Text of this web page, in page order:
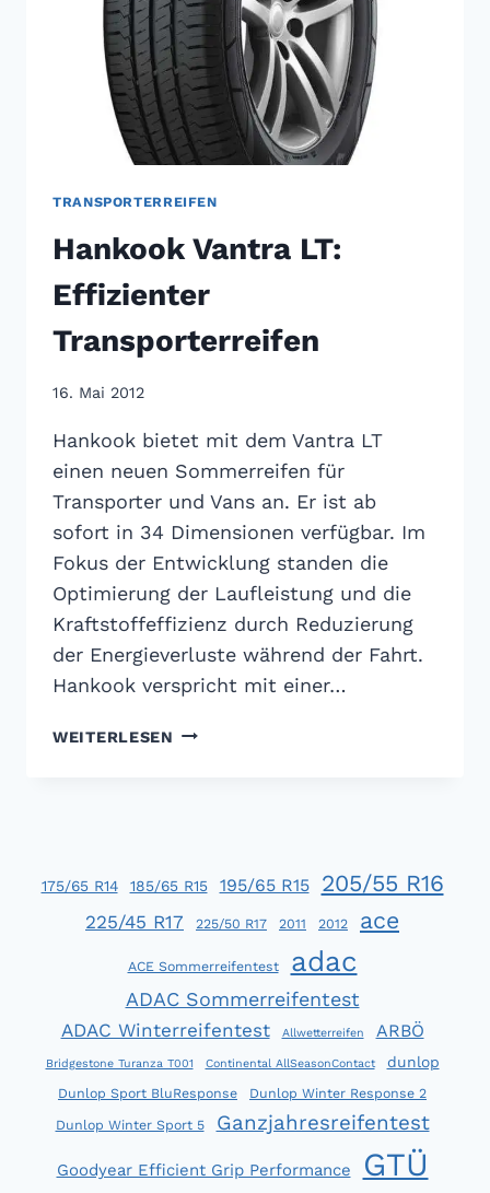
TRANSPORTERREIFEN
Hankook Vantra LT:
Effizienter
Transporterreifen
16. Mai 2012
Hankook bietet mit dem Vantra LT
einen neuen Sommerreifen für
Transporter und Vans an. Er ist ab
sofort in 34 Dimensionen verfügbar. Im
Fokus der Entwicklung standen die
Optimierung der Laufleistung und die
Kraftstoffeffizienz durch Reduzierung
der Energieverluste während der Fahrt.
Hankook verspricht mit einer…
WEITERLESEN HANKOOK
175/65 R14 185/65 R15 195/65 R15 205/55 R16
225/45 R17 225/50 R17 2011 2012 ace
ACE Sommerreifentest adac
ADAC Sommerreifentest
ADAC Winterreifentest Allwetterreifen ARBÖ
Bridgestone Turanza T001 Continental AllSeasonContact dunlop
Dunlop Sport BluResponse
Dunlop Winter Response 2
Dunlop Winter Sport 5
Ganzjahresreifentest
Goodyear Efficient Grip Performance GTÜ